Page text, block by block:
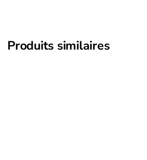
Produits similaires